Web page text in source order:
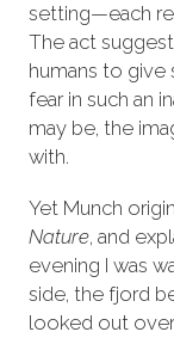
setting—each
The act
humans to give
fear in such an
may be, the
with.
Yet Munch
Nature, and
evening I was
side, the fjord
looked out